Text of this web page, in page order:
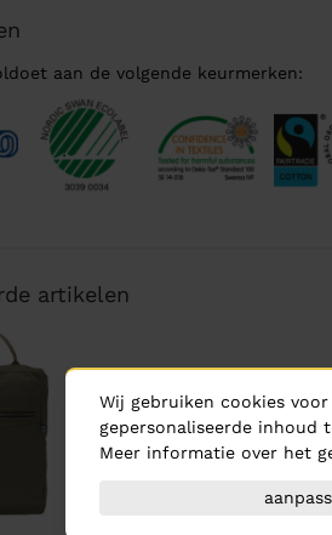
aan de volgende keurmerken:
artikelen
Wij gebruiken cookies
gepersonaliseerde inhoud
Meer informatie over het